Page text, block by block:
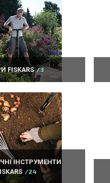
FISKARS 3
ІНСТРУМЕНТИ
24